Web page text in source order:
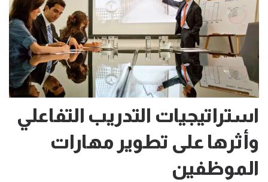
استراتيجيات التدريب التفاعلي
وأثرها على تطوير مهارات
الموظفين